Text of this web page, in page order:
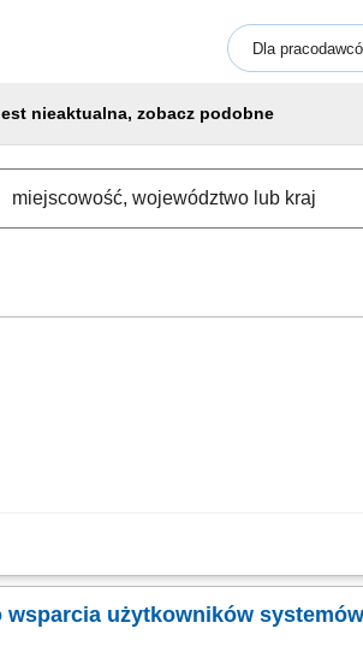
Dla
nieaktualna, zobacz podobne
harmonogramu, monitorowanie
użytkowników